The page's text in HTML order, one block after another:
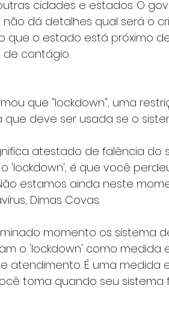
cidades e estados. O
não dá detalhes qual será o
que o estado está próximo
contágio.
que "lockdown", uma
que deve ser usada se o
atestado de falência do
'lockdown', é que você
estamos ainda neste
Dimas Covas.
momento os sistema
o 'lockdown' como medida
atendimento. É uma medida
toma quando seu sistema